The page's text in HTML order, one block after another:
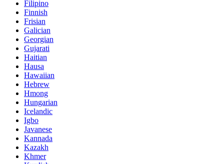
Filipino
Finnish
Frisian
Galician
Georgian
Gujarati
Haitian
Hausa
Hawaiian
Hebrew
Hmong
Hungarian
Icelandic
Igbo
Javanese
Kannada
Kazakh
Khmer